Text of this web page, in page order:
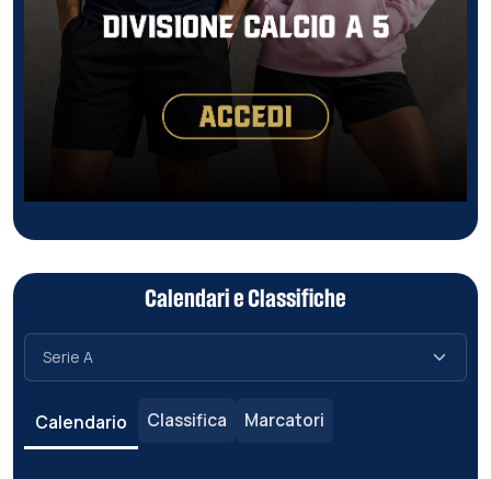
Calendari e Classifiche
Calendario Classifica Marcatori